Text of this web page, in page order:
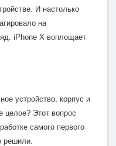
И настолько
на
iPhone X воплощает
устройство, корпус и
целое? Этот вопрос
самого первого
решили.